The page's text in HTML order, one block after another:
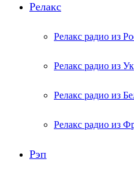
Релакс
Релакс радио из
Релакс радио из
Релакс радио из
Релакс радио из
Рэп